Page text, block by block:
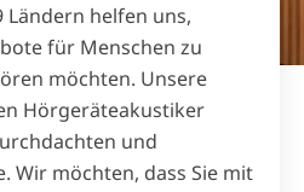
Ländern helfen uns,
für Menschen zu
möchten. Unsere
Hörgeräteakustiker
und
Wir möchten, dass Sie mit